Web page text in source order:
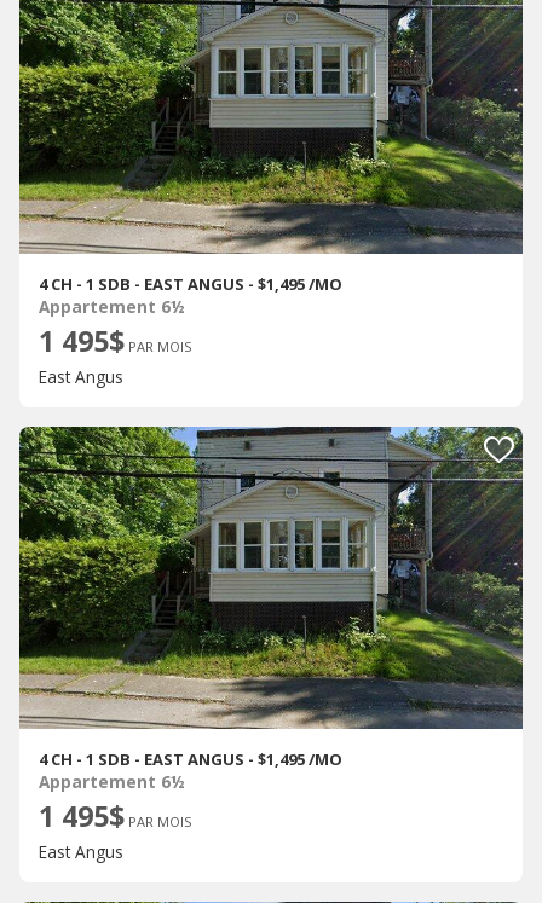
4 CH - 1 SDB - EAST ANGUS - $1,495 /MO
Appartement 6½
1 495$ PAR MOIS
East Angus
4 CH - 1 SDB - EAST ANGUS - $1,495 /MO
Appartement 6½
1 495$ PAR MOIS
East Angus